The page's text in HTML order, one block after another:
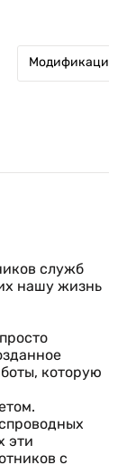
Модификации
служб
нашу жизнь
которую
эти
с